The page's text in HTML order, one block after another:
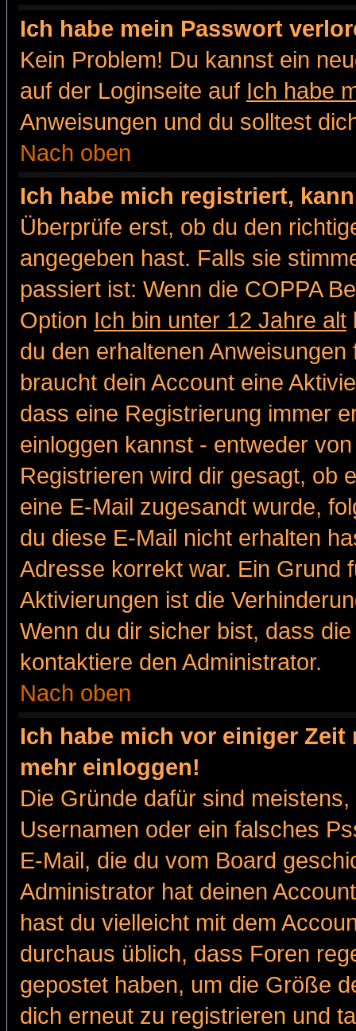
Ich habe mein Passwort
Kein Problem! Du kannst ein
auf der Loginseite auf Ich habe
Anweisungen und du solltest
Nach oben
Ich habe mich registriert,
Überprüfe erst, ob du den
angegeben hast. Falls sie
passiert ist: Wenn die COPPA
Option Ich bin unter 12 Jahre alt
du den erhaltenen
braucht dein Account eine
dass eine Registrierung immer
einloggen kannst - entweder
Registrieren wird dir gesagt, ob
eine E-Mail zugesandt wurde,
du diese E-Mail nicht erhalten
Adresse korrekt war. Ein Grund
Aktivierungen ist die
Wenn du dir sicher bist, dass
kontaktiere den Administrator.
Nach oben
Ich habe mich vor einiger
mehr einloggen!
Die Gründe dafür sind
Usernamen oder ein falsches
E-Mail, die du vom Board
Administrator hat deinen
hast du vielleicht mit dem
durchaus üblich, dass Foren
gepostet haben, um die Größe
dich erneut zu registrieren und